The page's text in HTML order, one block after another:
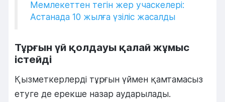
Мемлекеттен тегін жер учаскелері:
Астанада 10 жылға үзіліс жасалды
Тұрғын үй қолдауы қалай жұмыс
істейді
Қызметкерлерді тұрғын үймен қамтамасыз
етуге де ерекше назар аударылады.